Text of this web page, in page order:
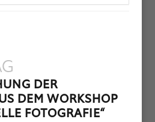
DER
DEM WORKSHOP
FOTOGRAFIE“